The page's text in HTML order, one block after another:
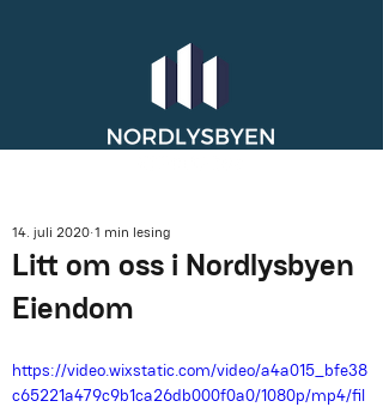
Litt om oss i Nordlysbyen
Eiendom
14. juli 2020 1 min lesing
https://video.wixstatic.com/video/a4a015_bfe38
c65221a479c9b1ca26db000f0a0/1080p/mp4/fil